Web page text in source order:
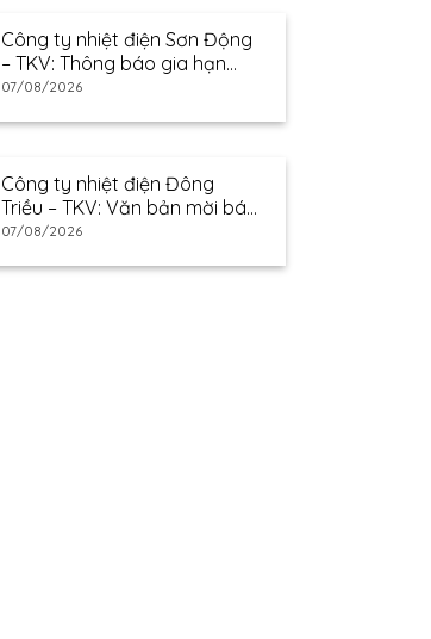
Công ty nhiệt điện Sơn Động
– TKV: Thông báo gia hạn
thư mời báo giá
07/08/2026
Công ty nhiệt điện Đông
Triều – TKV: Văn bản mời báo
giá
07/08/2026